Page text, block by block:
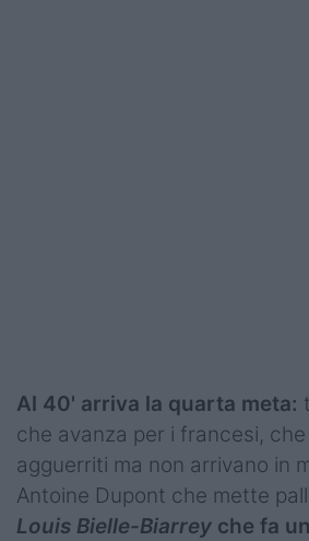
Al 40' arriva la quarta meta:
che avanza per i francesi,
agguerriti ma non arrivano in
Antoine Dupont che mette
Louis Bielle-Biarrey che fa